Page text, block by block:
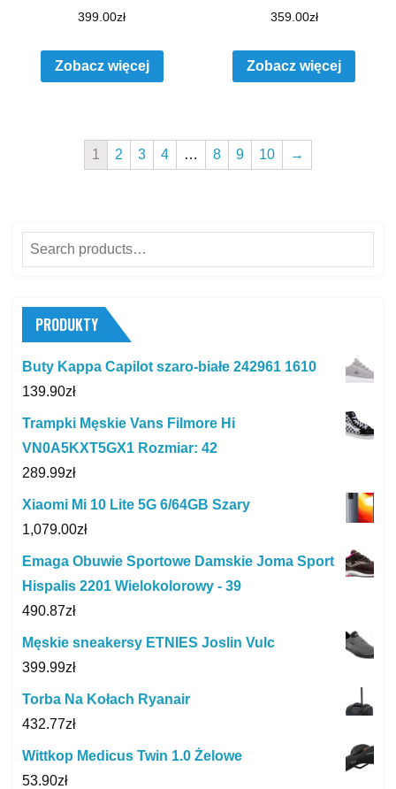
399.00zł
Zobacz więcej
359.00zł
Zobacz więcej
1 2 3 4 … 8 9 10 →
Search
for:
PRODUKTY
Buty Kappa Capilot szaro-białe 242961 1610
139.90zł
Trampki Męskie Vans Filmore Hi
VN0A5KXT5GX1 Rozmiar: 42
289.99zł
Xiaomi Mi 10 Lite 5G 6/64GB Szary
1,079.00zł
Emaga Obuwie Sportowe Damskie Joma Sport
Hispalis 2201 Wielokolorowy - 39
490.87zł
Męskie sneakersy ETNIES Joslin Vulc
399.99zł
Torba Na Kołach Ryanair
432.77zł
Wittkop Medicus Twin 1.0 Żelowe
53.90zł